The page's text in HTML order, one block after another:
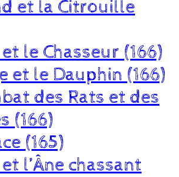
et la Citrouille
le Chasseur (166)
et le Dauphin (166)
des Rats et des
(166)
(165)
l’Âne chassant